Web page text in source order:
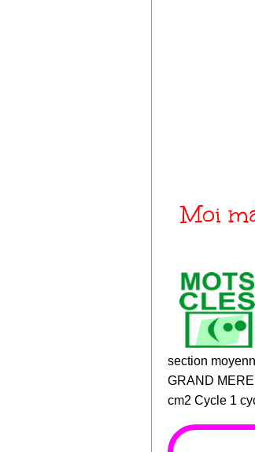
Moi
section
GRAND
cm2 Cycle 1